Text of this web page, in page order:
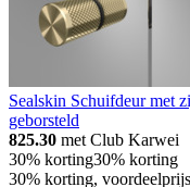
Sealskin Schuifdeur met
geborsteld
825.30 met Club Karwei
30% korting30% korting
30% korting,